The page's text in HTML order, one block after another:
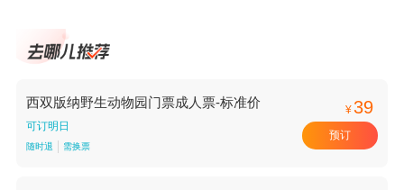
西双版纳野生动物园门票成人票-标准价
可订明日
随时退 需换票
¥39
预订